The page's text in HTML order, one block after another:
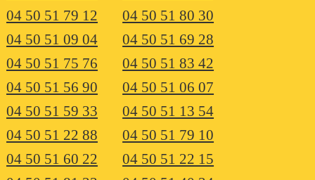
04 50 51 79 12
04 50 51 80 30
04 50 51 09 04
04 50 51 69 28
04 50 51 75 76
04 50 51 83 42
04 50 51 56 90
04 50 51 06 07
04 50 51 59 33
04 50 51 13 54
04 50 51 22 88
04 50 51 79 10
04 50 51 60 22
04 50 51 22 15